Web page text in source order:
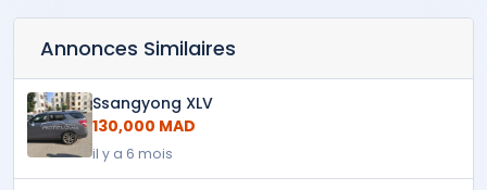
Annonces Similaires
Ssangyong XLV
130,000 MAD
il y a 6 mois